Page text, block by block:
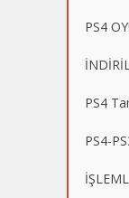
PS4
PS4
PS4-